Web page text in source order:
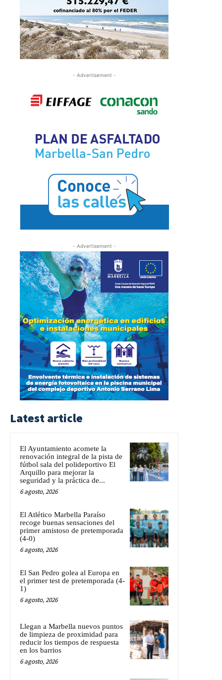
- Advertisement -
- Advertisement -
Latest article
El Ayuntamiento acomete la
renovación integral de la pista de
fútbol sala del polideportivo El
Arquillo para mejorar la
seguridad y la práctica de...
6 agosto, 2026
El Atlético Marbella Paraíso
recoge buenas sensaciones del
primer amistoso de pretemporada
(4-0)
6 agosto, 2026
El San Pedro golea al Europa en
el primer test de pretemporada (4-
1)
6 agosto, 2026
Llegan a Marbella nuevos puntos
de limpieza de proximidad para
reducir los tiempos de respuesta
en los barrios
6 agosto, 2026